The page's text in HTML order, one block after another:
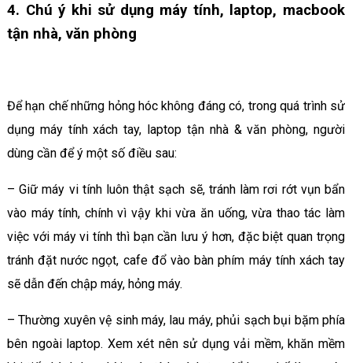
4. Chú ý khi sử dụng máy tính, laptop, macbook
tận nhà, văn phòng
Để hạn chế những hỏng hóc không đáng có, trong quá trình sử
dụng máy tính xách tay, laptop tận nhà & văn phòng, người
dùng cần để ý một số điều sau:
– Giữ máy vi tính luôn thật sạch sẽ, tránh làm rơi rớt vụn bẩn
vào máy tính, chính vì vậy khi vừa ăn uống, vừa thao tác làm
việc với máy vi tính thì bạn cần lưu ý hơn, đặc biệt quan trọng
tránh đặt nước ngọt, cafe đổ vào bàn phím máy tính xách tay
sẽ dẫn đến chập máy, hỏng máy.
– Thường xuyên vệ sinh máy, lau máy, phủi sạch bụi bặm phía
bên ngoài laptop. Xem xét nên sử dụng vải mềm, khăn mềm